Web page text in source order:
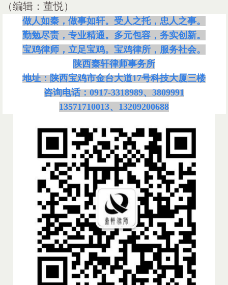
（编辑：董悦）
做人如秦，做事如轩。受人之托，忠人之事。
勤勉尽责，专业精通。多元包容，务实创新。
宝鸡律师，立足宝鸡。宝鸡律所，服务社会。
陕西秦轩律师事务所
地址：陕西宝鸡市金台大道17号科技大厦三楼
咨询电话：0917-3318989、3809991
13571710013、13209200688